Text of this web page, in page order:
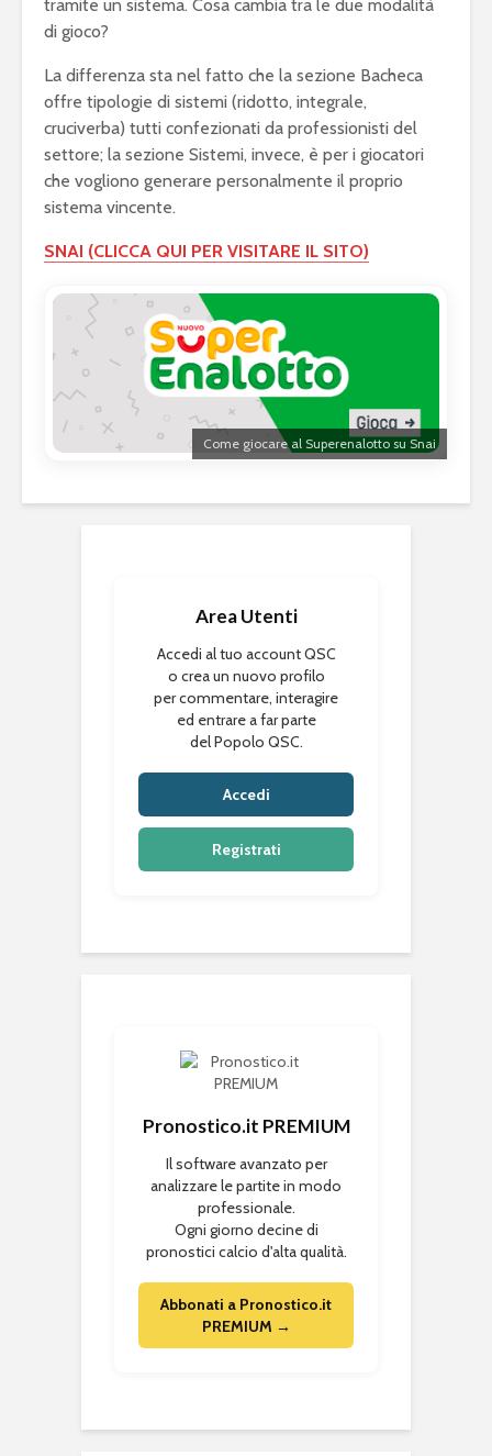
tramite un sistema. Cosa cambia tra le due modalità
di gioco?
La differenza sta nel fatto che la sezione Bacheca
offre tipologie di sistemi (ridotto, integrale,
cruciverba) tutti confezionati da professionisti del
settore; la sezione Sistemi, invece, è per i giocatori
che vogliono generare personalmente il proprio
sistema vincente.
SNAI (CLICCA QUI PER VISITARE IL SITO)
Come giocare al Superenalotto su Snai
Area Utenti
Accedi al tuo account QSC
o crea un nuovo profilo
per commentare, interagire
ed entrare a far parte
del Popolo QSC.
Accedi
Registrati
Pronostico.it PREMIUM
Il software avanzato per
analizzare le partite in modo
professionale.
Ogni giorno decine di
pronostici calcio d'alta qualità.
Abbonati a Pronostico.it
PREMIUM →